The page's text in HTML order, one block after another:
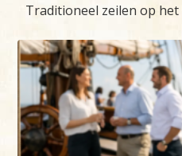
Traditioneel zeilen op